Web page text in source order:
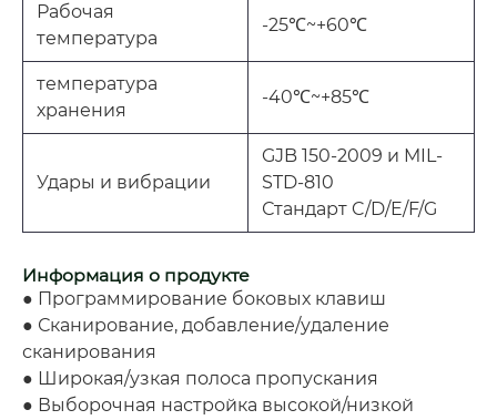
Рабочая
температура
-25℃~+60℃
температура
хранения
-40℃~+85℃
Удары и вибрации
GJB 150-2009 и MIL-
STD-810
Стандарт C/D/E/F/G
Информация о продукте
● Программирование боковых клавиш
● Сканирование, добавление/удаление
сканирования
● Широкая/узкая полоса пропускания
● Выборочная настройка высокой/низкой